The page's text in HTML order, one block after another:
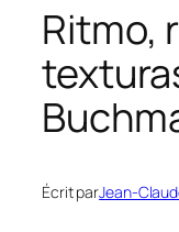
Ritmo,
Écrit parJean-